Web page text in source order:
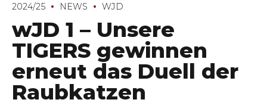
2024/25 NEWS WJD
wJD 1 – Unsere
TIGERS gewinnen
erneut das Duell der
Raubkatzen